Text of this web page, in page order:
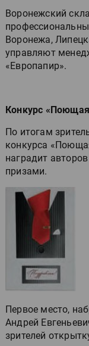
Воронежский
Воронежа,
управляют
«Европапир».
Конкурс
По итогам
конкурса
наградит
призами.
Первое место,
Андрей
зрителей